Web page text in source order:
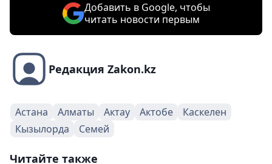
Добавить в Google, чтобы
читать новости первым
Редакция Zakon.kz
Астана Алматы Актау Актобе
Каскелен
Кызылорда
Семей
Читайте также